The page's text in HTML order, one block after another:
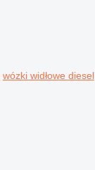
wózki widłowe diesel